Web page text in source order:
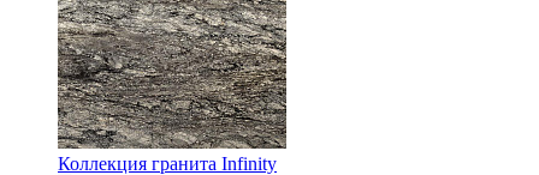
Коллекция гранита Infinity